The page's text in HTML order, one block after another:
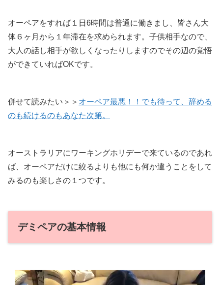
オーペアをすれば１日6時間は普通に働きまし、皆さん大
体６ヶ月から１年滞在を求められます。子供相手なので、
大人の話し相手が欲しくなったりしますのでその辺の覚悟
ができていればOKです。
併せて読みたい＞＞ オーペア最悪！！でも待って、辞める
のも続けるのもあなた次第。
オーストラリアにワーキングホリデーで来ているのであれ
ば、オーペアだけに絞るよりも他にも何か違うことをして
みるのも楽しさの１つです。
デミペアの基本情報